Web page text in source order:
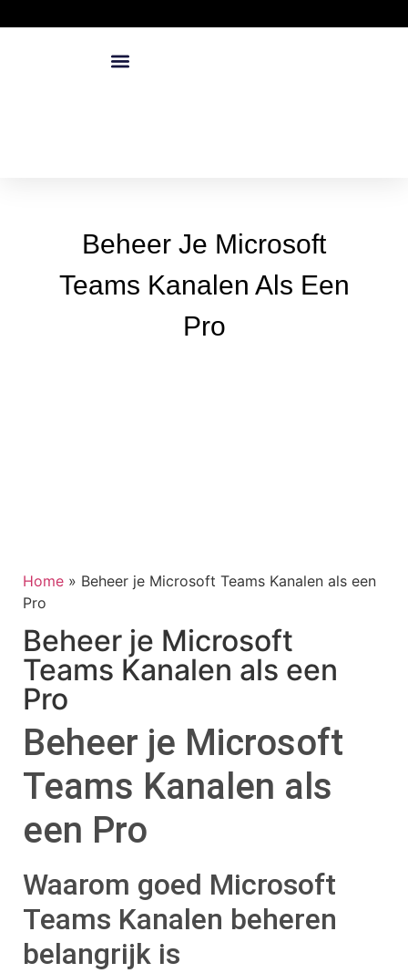
Beheer Je Microsoft
Teams Kanalen Als Een
Pro
Home » Beheer je Microsoft Teams Kanalen als een
Pro
Beheer je Microsoft
Teams Kanalen als een
Pro
Beheer je Microsoft
Teams Kanalen als
een Pro
Waarom goed Microsoft
Teams Kanalen beheren
belangrijk is